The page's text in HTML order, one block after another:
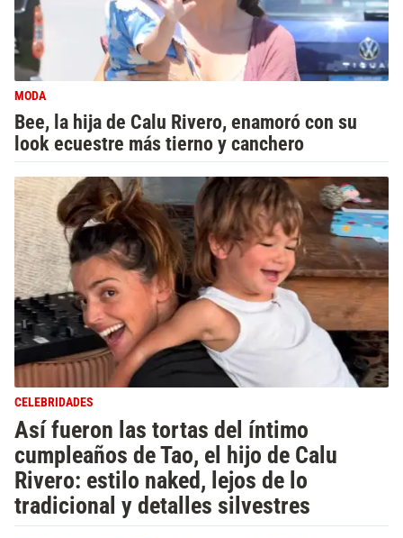
MODA
Bee, la hija de Calu Rivero, enamoró con su
look ecuestre más tierno y canchero
CELEBRIDADES
Así fueron las tortas del íntimo
cumpleaños de Tao, el hijo de Calu
Rivero: estilo naked, lejos de lo
tradicional y detalles silvestres